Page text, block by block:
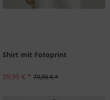
Shirt mit Fotoprint
39,95 € * 79,95 € *